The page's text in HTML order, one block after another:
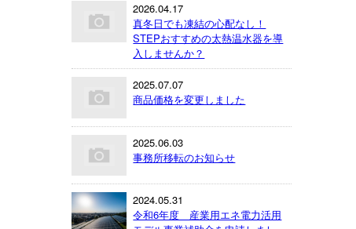
2026.04.17
真冬日でも凍結の心配なし！
STEPおすすめの太熱温水器を導
入しませんか？
2025.07.07
商品価格を変更しました
2025.06.03
事務所移転のお知らせ
2024.05.31
令和6年度 産業用エネ電力活用